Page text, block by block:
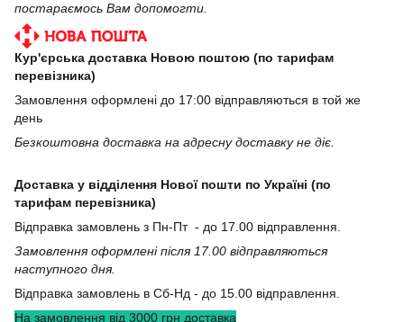
постараємось Вам допомогти.
Кур'єрська доставка Новою поштою (по тарифам
перевізника)
Замовлення оформлені до 17:00 відправляються в той же
день
Безкоштовна доставка на адресну доставку не діє.
Доставка у відділення Нової пошти по Україні (по
тарифам перевізника)
Відправка замовлень з Пн-Пт - до 17.00 відправлення.
Замовлення оформлені після 17.00 відправляються
наступного дня.
Відправка замовлень в Сб-Нд - до 15.00 відправлення.
На замовлення від 3000 грн доставка